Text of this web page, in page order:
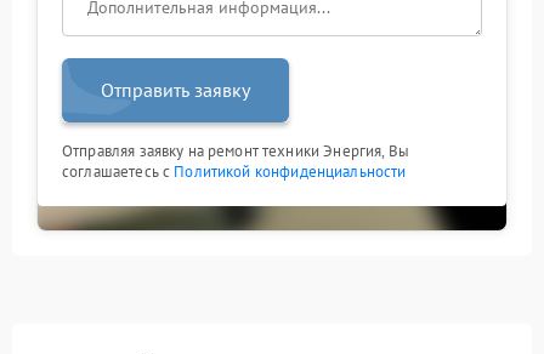
Отправить заявку
Отправляя заявку на ремонт техники Энергия, Вы
соглашаетесь с Политикой конфиденциальности